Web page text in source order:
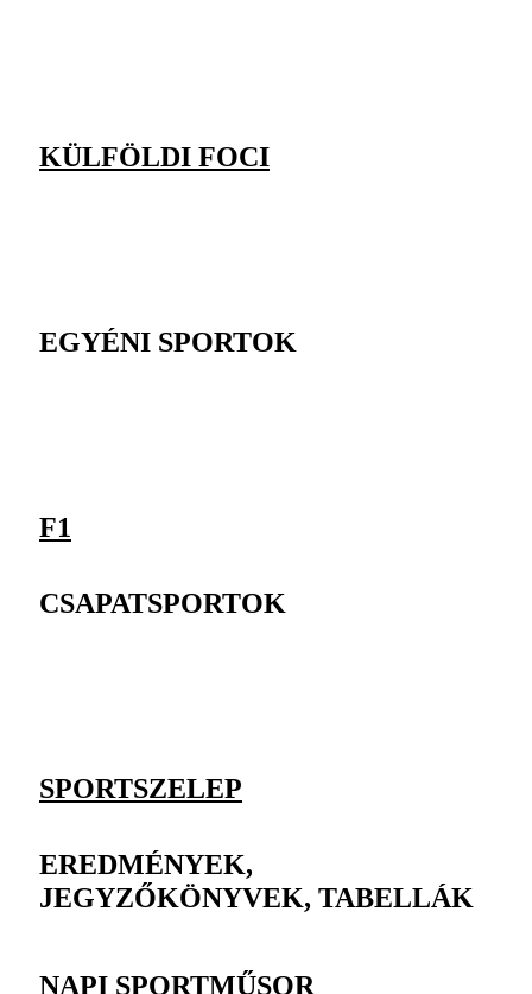
KÜLFÖLDI FOCI
EGYÉNI SPORTOK
F1
CSAPATSPORTOK
SPORTSZELEP
EREDMÉNYEK,
JEGYZŐKÖNYVEK, TABELLÁK
NAPI SPORTMŰSOR